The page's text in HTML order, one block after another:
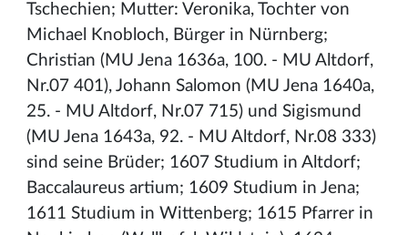
Tschechien; Mutter: Veronika, Tochter von
Michael Knobloch, Bürger in Nürnberg;
Christian (MU Jena 1636a, 100. - MU Altdorf,
Nr.07 401), Johann Salomon (MU Jena 1640a,
25. - MU Altdorf, Nr.07 715) und Sigismund
(MU Jena 1643a, 92. - MU Altdorf, Nr.08 333)
sind seine Brüder; 1607 Studium in Altdorf;
Baccalaureus artium; 1609 Studium in Jena;
1611 Studium in Wittenberg; 1615 Pfarrer in